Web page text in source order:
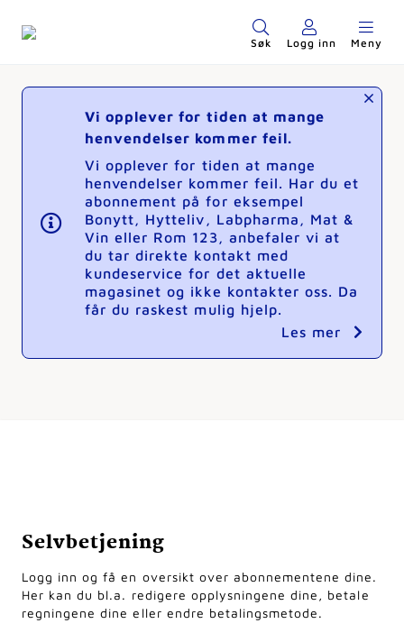
Søk Logg inn Meny
Vi opplever for tiden at mange
henvendelser kommer feil.
Vi opplever for tiden at mange
henvendelser kommer feil. Har du et
abonnement på for eksempel
Bonytt, Hytteliv, Labpharma, Mat &
Vin eller Rom 123, anbefaler vi at
du tar direkte kontakt med
kundeservice for det aktuelle
magasinet og ikke kontakter oss. Da
får du raskest mulig hjelp.
Les mer
Selvbetjening
Logg inn og få en oversikt over abonnementene dine.
Her kan du bl.a. redigere opplysningene dine, betale
regningene dine eller endre betalingsmetode.